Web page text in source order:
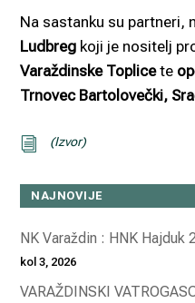
Na sastanku su partneri,
Ludbreg koji je nositelj
Varaždinske Toplicete
Trnovec Bartolovečki,
i (Izvor)
NAJNOVIJE
NK Varaždin : HNK Hajduk
kol 3, 2026
VARAŽDINSKI